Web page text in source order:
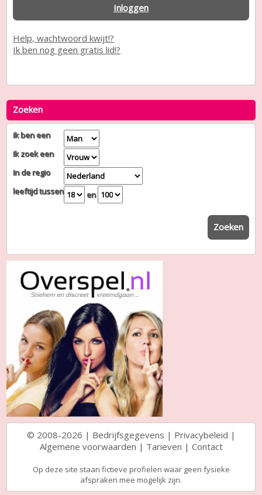
Inloggen
Help, wachtwoord kwijt!?
Ik ben nog geen gratis lid!?
Zoeken
Ik ben een
Ik zoek een
In de regio
leeftijd tussen
en
Zoeken
© 2008-2026 | Bedrijfsgegevens | Privacybeleid |
Algemene voorwaarden | Tarieven | Contact
Op deze site staan fictieve profielen waar geen fysieke
afspraken mee mogelijk zijn.